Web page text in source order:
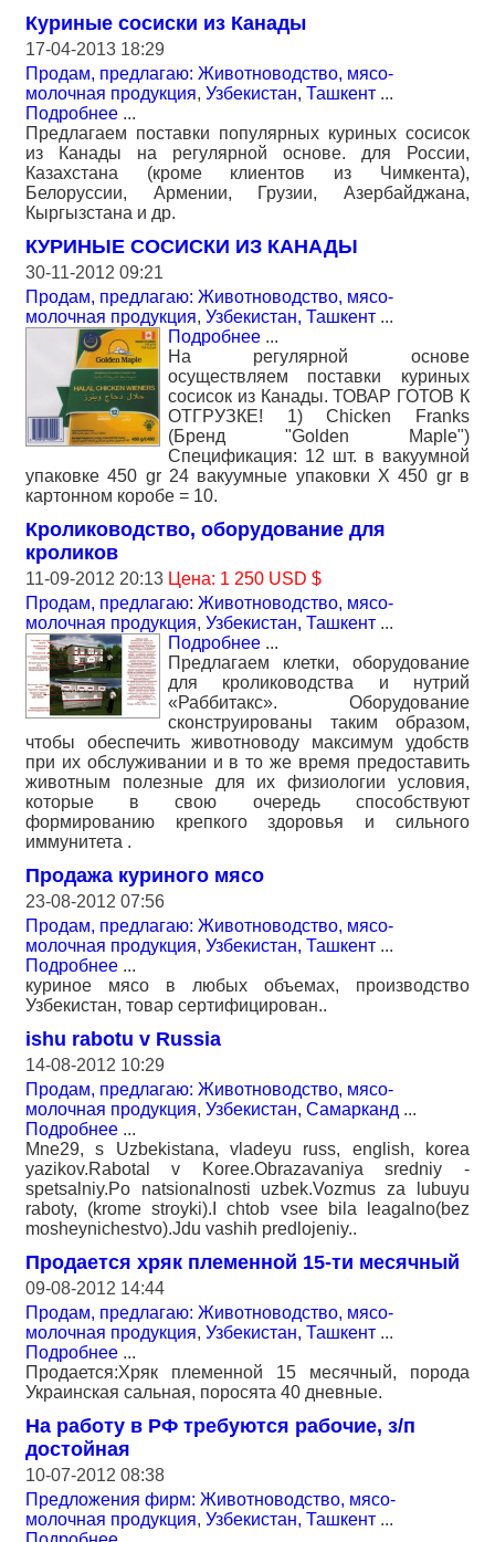
Куриные сосиски из Канады
17-04-2013 18:29
Продам, предлагаю: Животноводство, мясо-
молочная продукция, Узбекистан, Ташкент ...
Подробнее ...
Предлагаем поставки популярных куриных сосисок
из Канады на регулярной основе. для России,
Казахстана (кроме клиентов из Чимкента),
Белоруссии, Армении, Грузии, Азербайджана,
Кыргызстана и др.
КУРИНЫЕ СОСИСКИ ИЗ КАНАДЫ
30-11-2012 09:21
Продам, предлагаю: Животноводство, мясо-
молочная продукция, Узбекистан, Ташкент ...
Подробнее ...
На регулярной основе
осуществляем поставки куриных
сосисок из Канады. ТОВАР ГОТОВ К
ОТГРУЗКЕ! 1) Chicken Franks
(Бренд "Golden Maple")
Спецификация: 12 шт. в вакуумной
упаковке 450 gr 24 вакуумные упаковки X 450 gr в
картонном коробе = 10.
Кролиководство, оборудование для
кроликов
11-09-2012 20:13 Цена: 1 250 USD $
Продам, предлагаю: Животноводство, мясо-
молочная продукция, Узбекистан, Ташкент ...
Подробнее ...
Предлагаем клетки, оборудование
для кролиководства и нутрий
«Раббитакс». Оборудование
сконструированы таким образом,
чтобы обеспечить животноводу максимум удобств
при их обслуживании и в то же время предоставить
животным полезные для их физиологии условия,
которые в свою очередь способствуют
формированию крепкого здоровья и сильного
иммунитета .
Продажа куриного мясо
23-08-2012 07:56
Продам, предлагаю: Животноводство, мясо-
молочная продукция, Узбекистан, Ташкент ...
Подробнее ...
куриное мясо в любых объемах, производство
Узбекистан, товар сертифицирован..
ishu rabotu v Russia
14-08-2012 10:29
Продам, предлагаю: Животноводство, мясо-
молочная продукция, Узбекистан, Самарканд ...
Подробнее ...
Mne29, s Uzbekistana, vladeyu russ, english, korea
yazikov.Rabotal v Koree.Obrazavaniya sredniy -
spetsalniy.Po natsionalnosti uzbek.Vozmus za lubuyu
raboty, (krome stroyki).I chtob vsee bila leagalno(bez
mosheynichestvo).Jdu vashih predlojeniy..
Продается хряк племенной 15-ти месячный
09-08-2012 14:44
Продам, предлагаю: Животноводство, мясо-
молочная продукция, Узбекистан, Ташкент ...
Подробнее ...
Продается:Хряк племенной 15 месячный, порода
Украинская сальная, поросята 40 дневные.
На работу в РФ требуются рабочие, з/п
достойная
10-07-2012 08:38
Предложения фирм: Животноводство, мясо-
молочная продукция, Узбекистан, Ташкент ...